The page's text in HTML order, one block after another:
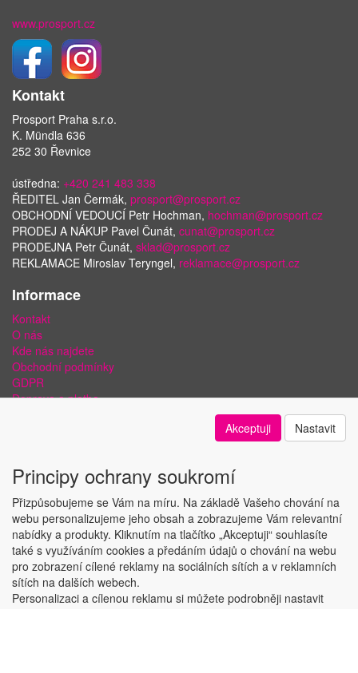
www.prosport.cz
Kontakt
Prosport Praha s.r.o.
K. Mündla 636
252 30 Řevnice
ústředna: +420 241 483 338
ŘEDITEL Jan Čermák, prosport@prosport.cz
OBCHODNÍ VEDOUCÍ Petr Hochman, hochman@prosport.cz
PRODEJ A NÁKUP Pavel Čunát, cunat@prosport.cz
PRODEJNA Petr Čunát, sklad@prosport.cz
REKLAMACE Miroslav Teryngel, reklamace@prosport.cz
Informace
Kontakt
O nás
Kde nás najdete
Obchodní podmínky
GDPR
Doprava a platba
Copyright © ABRA Software a.s. 2018
Akceptuji Nastavit
Principy ochrany soukromí
Přizpůsobujeme se Vám na míru. Na základě Vašeho chování na
webu personalizujeme jeho obsah a zobrazujeme Vám relevantní
nabídky a produkty. Kliknutím na tlačítko „Akceptuji“ souhlasíte
také s využíváním cookies a předáním údajů o chování na webu
pro zobrazení cílené reklamy na sociálních sítích a v reklamních
sítích na dalších webech.
Personalizaci a cílenou reklamu si můžete podrobněji nastavit